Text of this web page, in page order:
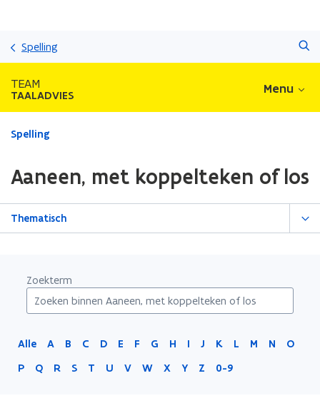
Spelling
TEAM
TAALADVIES Menu
Gedaan
zich
op:
Aaneen,
Spelling
Aaneen, met koppelteken of los
Thematisch
Zoekterm
Alle A B C D E F G H I J K L M N
O
P
Q R S T U V W X Y Z 0-9